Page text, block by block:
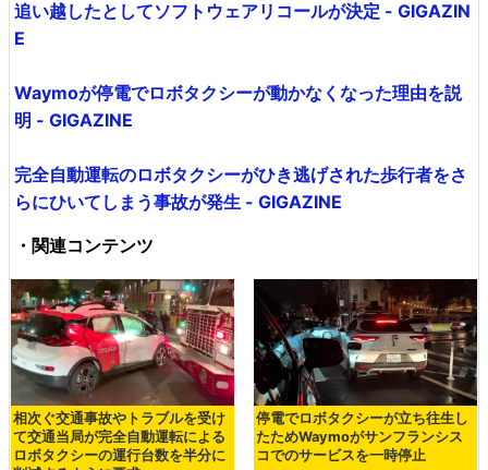
追い越したとしてソフトウェアリコールが決定 - GIGAZIN
E
Waymoが停電でロボタクシーが動かなくなった理由を説
明 - GIGAZINE
完全自動運転のロボタクシーがひき逃げされた歩行者をさ
らにひいてしまう事故が発生 - GIGAZINE
・関連コンテンツ
相次ぐ交通事故やトラブルを受け
て交通当局が完全自動運転による
ロボタクシーの運行台数を半分に
停電でロボタクシーが立ち往生し
たためWaymoがサンフランシス
コでのサービスを一時停止